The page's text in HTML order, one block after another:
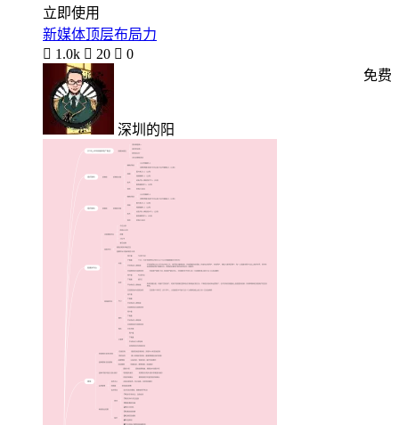
立即使用
新媒体顶层布局力
 1.0k  20  0
深圳的阳
免费